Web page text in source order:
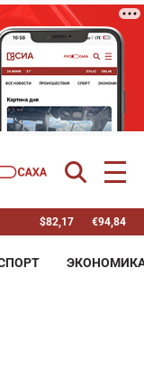
$82,17 €94,84